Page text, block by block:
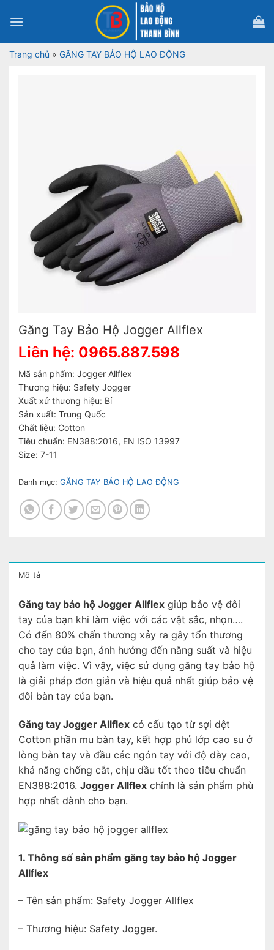
qua
dungTrang chủ » GĂNG TAY BẢO HỘ LAO ĐỘNG
Găng Tay Bảo Hộ Jogger Allflex
Liên hệ: 0965.887.598
Mã sản phẩm: Jogger Allflex
Thương hiệu: Safety Jogger
Xuất xứ thương hiệu: Bỉ
Sản xuất: Trung Quốc
Chất liệu: Cotton
Tiêu chuẩn: EN388:2016, EN ISO 13997
Size: 7-11
Danh mục: GĂNG TAY BẢO HỘ LAO ĐỘNG
Mô tả
Găng tay bảo hộ Jogger Allflex giúp bảo vệ đôi
tay của bạn khi làm việc với các vật sắc, nhọn….
Có đến 80% chấn thương xảy ra gây tổn thương
cho tay của bạn, ảnh hưởng đến năng suất và hiệu
quả làm việc. Vì vậy, việc sử dụng găng tay bảo hộ
là giải pháp đơn giản và hiệu quả nhất giúp bảo vệ
đôi bàn tay của bạn.
Găng tay Jogger Allflex có cấu tạo từ sợi dệt
Cotton phần mu bàn tay, kết hợp phủ lớp cao su ở
lòng bàn tay và đầu các ngón tay với độ dày cao,
khả năng chống cắt, chịu dầu tốt theo tiêu chuẩn
EN388:2016. Jogger Allflex chính là sản phẩm phù
hợp nhất dành cho bạn.
1. Thông số sản phẩm găng tay bảo hộ Jogger
Allflex
– Tên sản phẩm: Safety Jogger Allflex
– Thương hiệu: Safety Jogger.